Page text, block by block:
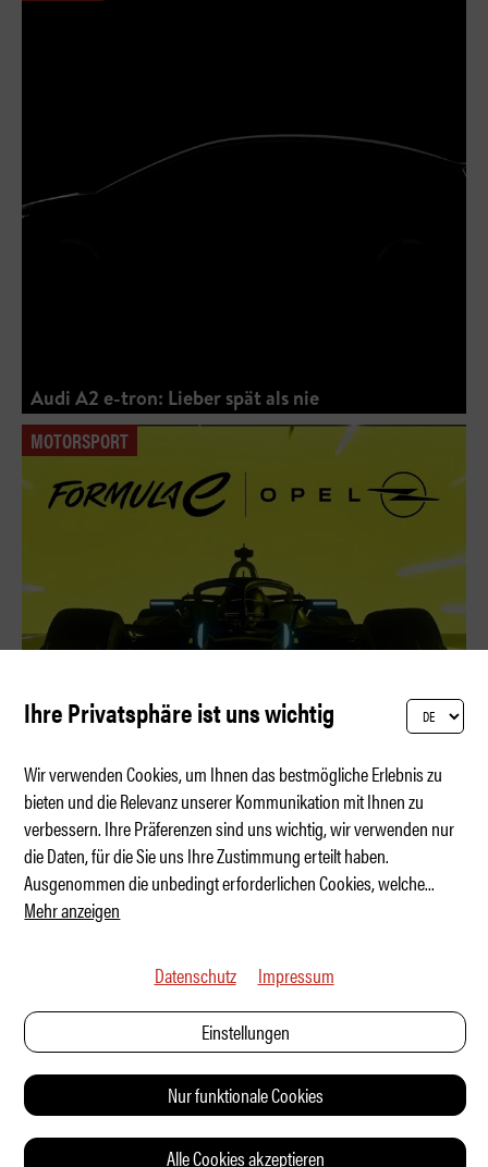
Audi A2 e-tron: Lieber spät als nie
MOTORSPORT
Blitz unter Strom – wie vor 125 Jahren
Ihre Privatsphäre ist uns wichtig
Wir verwenden Cookies, um Ihnen das bestmögliche Erlebnis zu
bieten und die Relevanz unserer Kommunikation mit Ihnen zu
verbessern. Ihre Präferenzen sind uns wichtig, wir verwenden nur
die Daten, für die Sie uns Ihre Zustimmung erteilt haben.
Ausgenommen die unbedingt erforderlichen Cookies, welche...
Mehr anzeigen
Datenschutz Impressum
Einstellungen
Nur funktionale Cookies
Alle Cookies akzeptieren